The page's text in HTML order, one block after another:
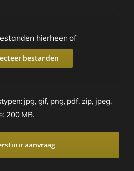
hierheen of
bestanden
jpg, gif, png, pdf, zip, jpeg,
200 MB.